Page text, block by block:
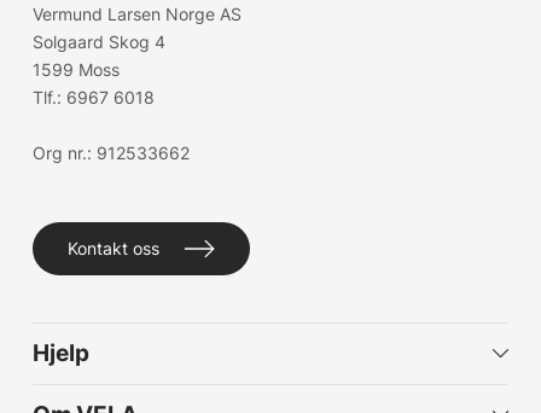
Vermund Larsen Norge AS
Solgaard Skog 4
1599 Moss
Tlf.: 6967 6018
Org nr.: 912533662
Kontakt oss
Hjelp
Kundeservice